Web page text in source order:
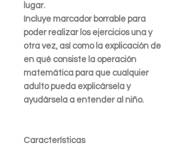
lugar.
Incluye marcador borrable para
poder realizar los ejercicios una y
otra vez, así como la explicación de
en qué consiste la operación
matemática para que cualquier
adulto pueda explicársela y
ayudársela a entender al niño.
Características